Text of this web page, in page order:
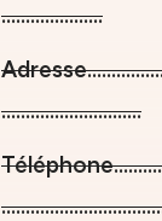
.....................
.............................